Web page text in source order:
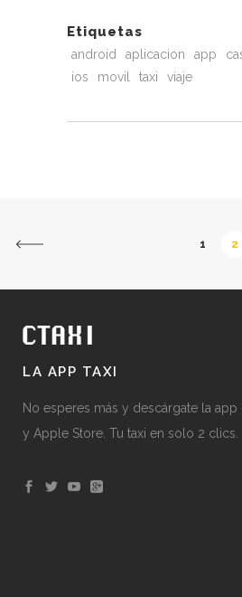
Etiquetas
android aplicacion app
ios
movil taxi viaje
1 2
LA APP TAXI
No esperes más y descárgate la
y Apple Store. Tu taxi en solo 2 clics.